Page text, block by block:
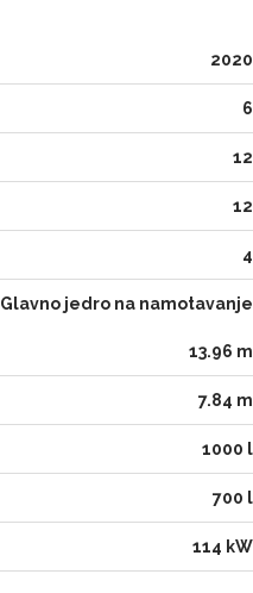
2020
6
12
12
4
Glavno jedro na namotavanje
13.96 m
7.84 m
1000 l
700 l
114 kW